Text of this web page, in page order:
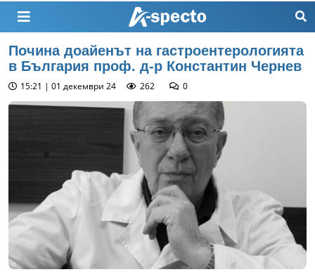
Почина доайенът на гастроентерологията
в България проф. д-р Константин Чернев
15:21 | 01 декември 24 262 0